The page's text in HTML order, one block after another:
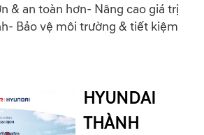
& an toàn hơn- Nâng cao giá trị
Bảo vệ môi trường & tiết kiệm
HYUNDAI
THÀNH